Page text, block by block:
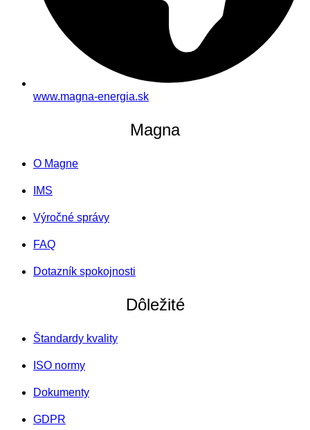
www.magna-energia.sk
Magna
O Magne
IMS
Výročné správy
FAQ
Dotazník spokojnosti
Dôležité
Štandardy kvality
ISO normy
Dokumenty
GDPR